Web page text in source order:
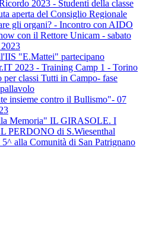
2023 - Studenti della classe
aperta del Consiglio Regionale
gli organi? - Incontro con AIDO
con il Rettore Unicam - sabato
"E.Mattei" partecipano
2023 - Training Camp 1 - Torino
per classi Tutti in Campo- fase
insieme contro il Bullismo"- 07
Memoria" IL GIRASOLE. I
PERDONO di S.Wiesenthal
5^ alla Comunità di San Patrignano